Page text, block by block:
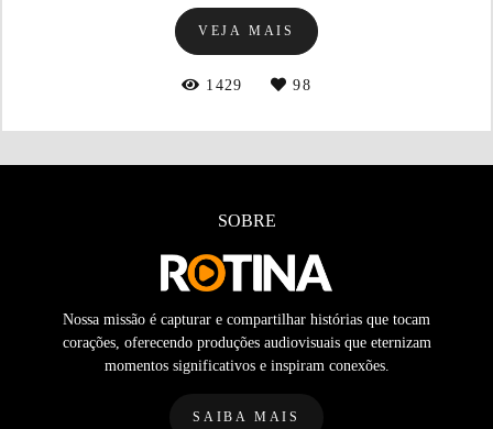
VEJA MAIS
1429 98
SOBRE
Nossa missão é capturar e compartilhar histórias que tocam
corações, oferecendo produções audiovisuais que eternizam
momentos significativos e inspiram conexões.
SAIBA MAIS